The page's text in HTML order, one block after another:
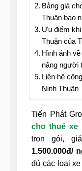
Bảng giá
Thuận bao
Ưu điểm
Thuận của
Hình ảnh
nâng người
Liên hệ
Ninh Thuận
Tiến Phát
cho thuê xe
trọn gói,
1.500.000đ/
đủ các loại